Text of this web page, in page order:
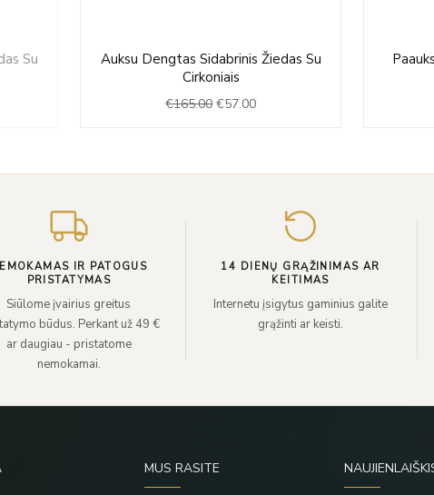
Su
Auksu Dengtas Sidabrinis Žiedas Su
Cirkoniais
€165.00
price
€165.00.
€57.00
Current
€57.00.
IR PATOGUS
PRISTATYMAS
Siūlome įvairius greitus
būdus. Perkant už 49 €
ar daugiau - pristatome
nemokamai.
14 DIENŲ GRĄŽINIMAS AR
KEITIMAS
Internetu įsigytus gaminius galite
grąžinti ar keisti.
MUS RASITE